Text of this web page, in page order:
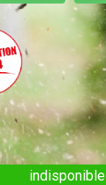
indisponible